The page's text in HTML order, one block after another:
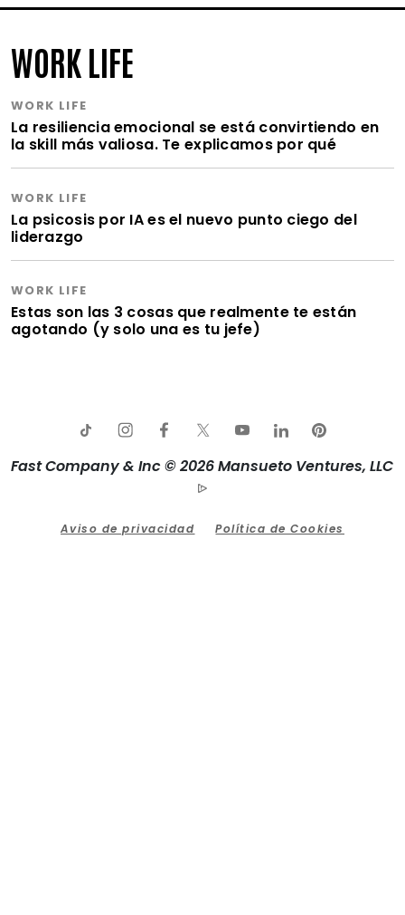
WORK LIFE
WORK LIFE
La resiliencia emocional se está convirtiendo en
la skill más valiosa. Te explicamos por qué
WORK LIFE
La psicosis por IA es el nuevo punto ciego del
liderazgo
WORK LIFE
Estas son las 3 cosas que realmente te están
agotando (y solo una es tu jefe)
Fast Company & Inc © 2026 Mansueto Ventures, LLC
Aviso de privacidad Política de Cookies